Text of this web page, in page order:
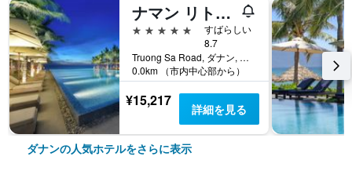
ナマン リトリート
5つ星
すばらしい
8.7
Truong Sa Road, ダナン, ベトナム
0.0km （市内中心部から）
¥15,217 詳細を見る
ダナンの人気ホテルをさらに表示